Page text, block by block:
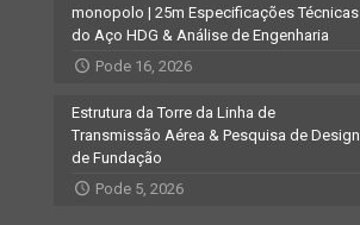
monopolo | 25m Especificações Técnicas
do Aço HDG & Análise de Engenharia
Pode 16, 2026
Estrutura da Torre da Linha de
Transmissão Aérea & Pesquisa de Design
de Fundação
Pode 5, 2026